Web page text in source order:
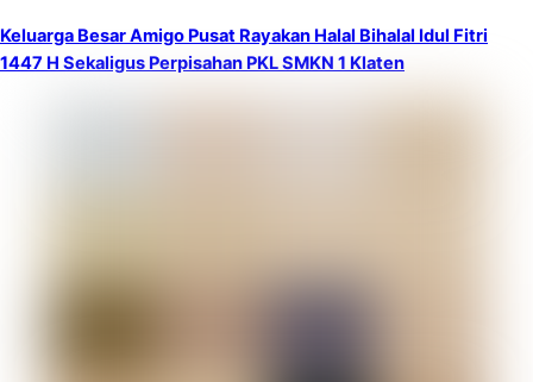
Keluarga Besar Amigo Pusat Rayakan Halal Bihalal Idul Fitri
1447 H Sekaligus Perpisahan PKL SMKN 1 Klaten